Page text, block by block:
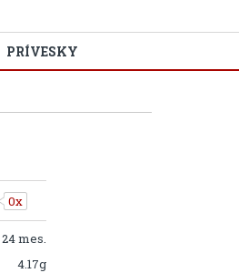
PRÍVESKY
0x
24 mes.
4.17g